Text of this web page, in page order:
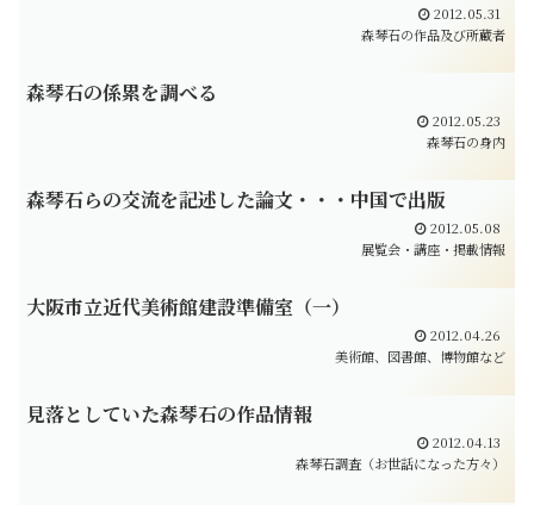
2012.05.31
森琴石の作品及び所蔵者
森琴石の係累を調べる
2012.05.23
森琴石の身内
森琴石らの交流を記述した論文・・・中国で出版
2012.05.08
展覧会・講座・掲載情報
大阪市立近代美術館建設準備室（一）
2012.04.26
美術館、図書館、博物館など
見落としていた森琴石の作品情報
2012.04.13
森琴石調査（お世話になった方々）